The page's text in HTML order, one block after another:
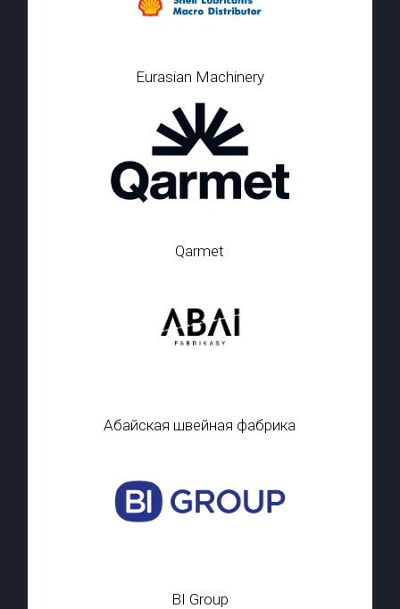
Eurasian Machinery
Qarmet
Абайская швейная фабрика
BI Group